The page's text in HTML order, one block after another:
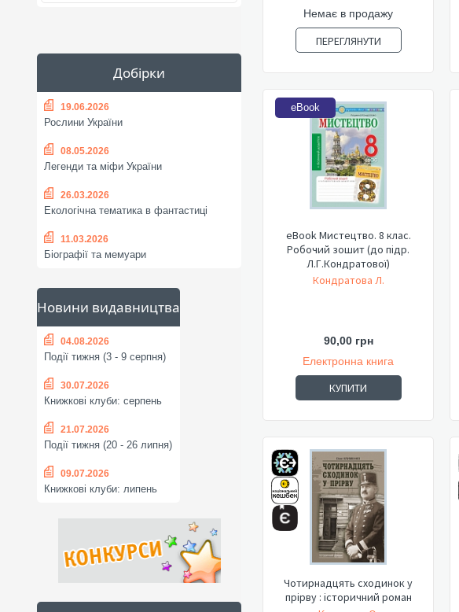
Добірки
19.06.2026
Рослини України
08.05.2026
Легенди та міфи України
26.03.2026
Екологічна тематика в фантастиці
11.03.2026
Біографії та мемуари
Новини видавництва
04.08.2026
Події тижня (3 - 9 серпня)
30.07.2026
Книжкові клуби: серпень
21.07.2026
Події тижня (20 - 26 липня)
09.07.2026
Книжкові клуби: липень
Немає в продажу
ПЕРЕГЛЯНУТИ
eBook
eBook Мистецтво. 8 клас.
Робочий зошит (до підр.
Л.Г.Кондратової)
Кондратова Л.
90,00 грн
Електронна книга
КУПИТИ
Чотирнадцять сходинок у
прірву : історичний роман